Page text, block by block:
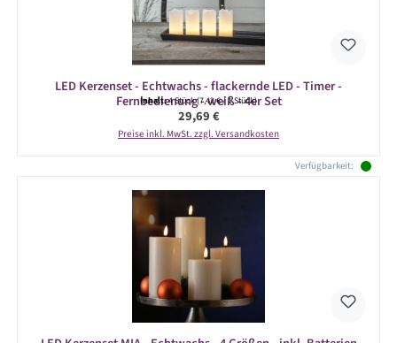
LED Kerzenset - Echtwachs - flackernde LED - Timer -
Fernbedienung - weiß - 4er Set
Inhalt:4 Stück(7,42 € / 1 Stück)
Regulärer Preis:
29,69 €
Preise inkl. MwSt. zzgl. Versandkosten
Verfügbarkeit: